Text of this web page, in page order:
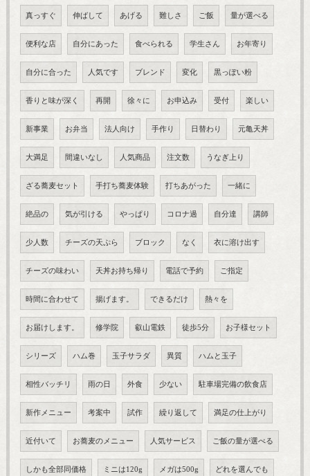
真っすぐ 伸ばして あげる 難しさ ご飯 量が選べる
便利な店 自分にあった 食べられる 学生さん お年寄り
自分に合った 人気です ブレンド 変化 黒っぽい粉
香りと味が深く 再開 徐々に お申込み 受付 楽しい
新事業 お弁当 法人向け 手作り 日替わり 元亀天丼
大満足 間違いなし 人気商品 注文数 うなぎ上り
ざる蕎麦セット 手打ち蕎麦体験 打ちあがった 一緒に
絶品の 気が引ける やっぱり コロナ過 自分達 講師
少人数 チーズの天ぷら ブロック なく 衣に溶け出す
チーズの味わい 天丼お持ち帰り 電話で予約 ご指定
時間に合わせて 揚げます。 できるだけ 熱々を
お届けします。 修学院 叡山電鉄 徒歩5分 お子様セット
シリーズ ハム巻 玉子サラダ 異質 ハムと玉子
相性バッチリ 雨の日 外食 少ない 駐車場完備の飲食店
新作メニュー 考案中 試作 繰り返して 満足の仕上がり
近付いて お蕎麦のメニュー 人気サービス ご飯の量が選べる
しかも全部同価格 ミニは120g メガは500g どれを選んでも